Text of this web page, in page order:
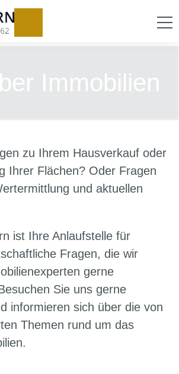
Immobilien
zu Ihrem Hausverkauf oder
Ihrer Flächen? Oder Fragen
und aktuellen
ist Ihre Anlaufstelle für
Fragen, die wir
gerne
Sie uns gerne
informieren sich über die von
Themen rund um das